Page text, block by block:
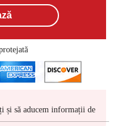
și să aducem informații de